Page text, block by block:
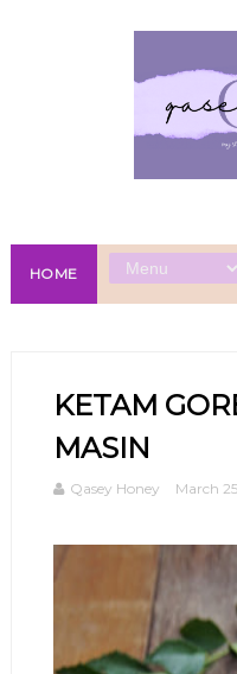
HOME
KETAM
MASIN
Qasey Honey March